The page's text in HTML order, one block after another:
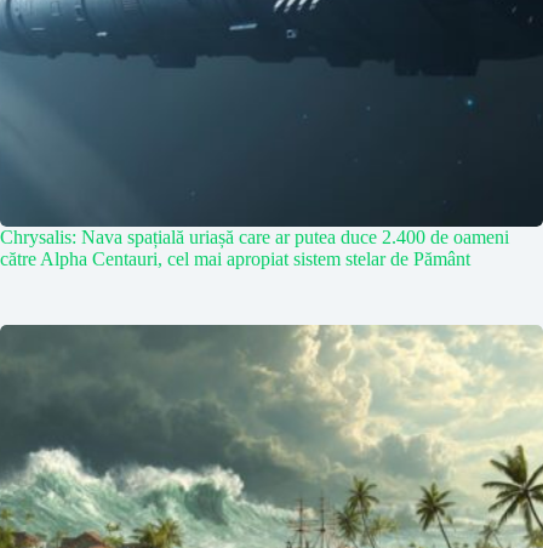
Chrysalis: Nava spațială uriașă care ar putea duce 2.400 de oameni
către Alpha Centauri, cel mai apropiat sistem stelar de Pământ